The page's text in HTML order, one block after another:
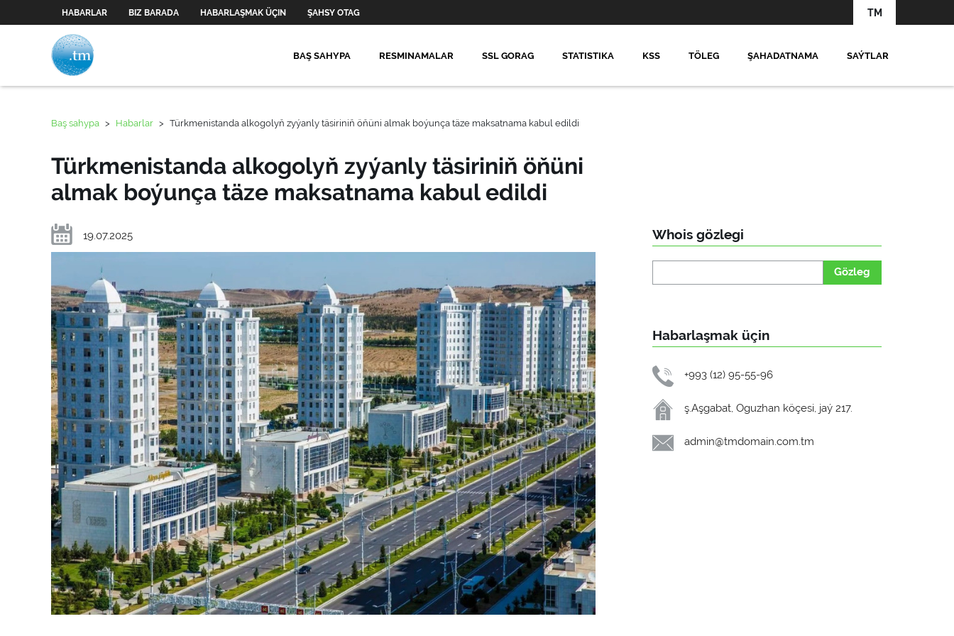
HABARLAR BIZ BARADA HABARLAŞMAK ÜÇIN ŞAHSY OTAG TM
BAŞ SAHYPA RESMINAMALAR SSL GORAG STATISTIKA KSS TÖLEG ŞAHADATNAMA SAÝTLAR
Baş sahypa > Habarlar > Türkmenistanda alkogolyň zyýanly täsiriniň öňüni almak boýunça täze maksatnama kabul edildi
Türkmenistanda alkogolyň zyýanly täsiriniň öňüni
almak boýunça täze maksatnama kabul edildi
19.07.2025 Whois gözlegi
Gözleg
Habarlaşmak üçin
+993 (12) 95-55-96
ş.Aşgabat, Oguzhan köçesi, jaý 217.
admin@tmdomain.com.tm